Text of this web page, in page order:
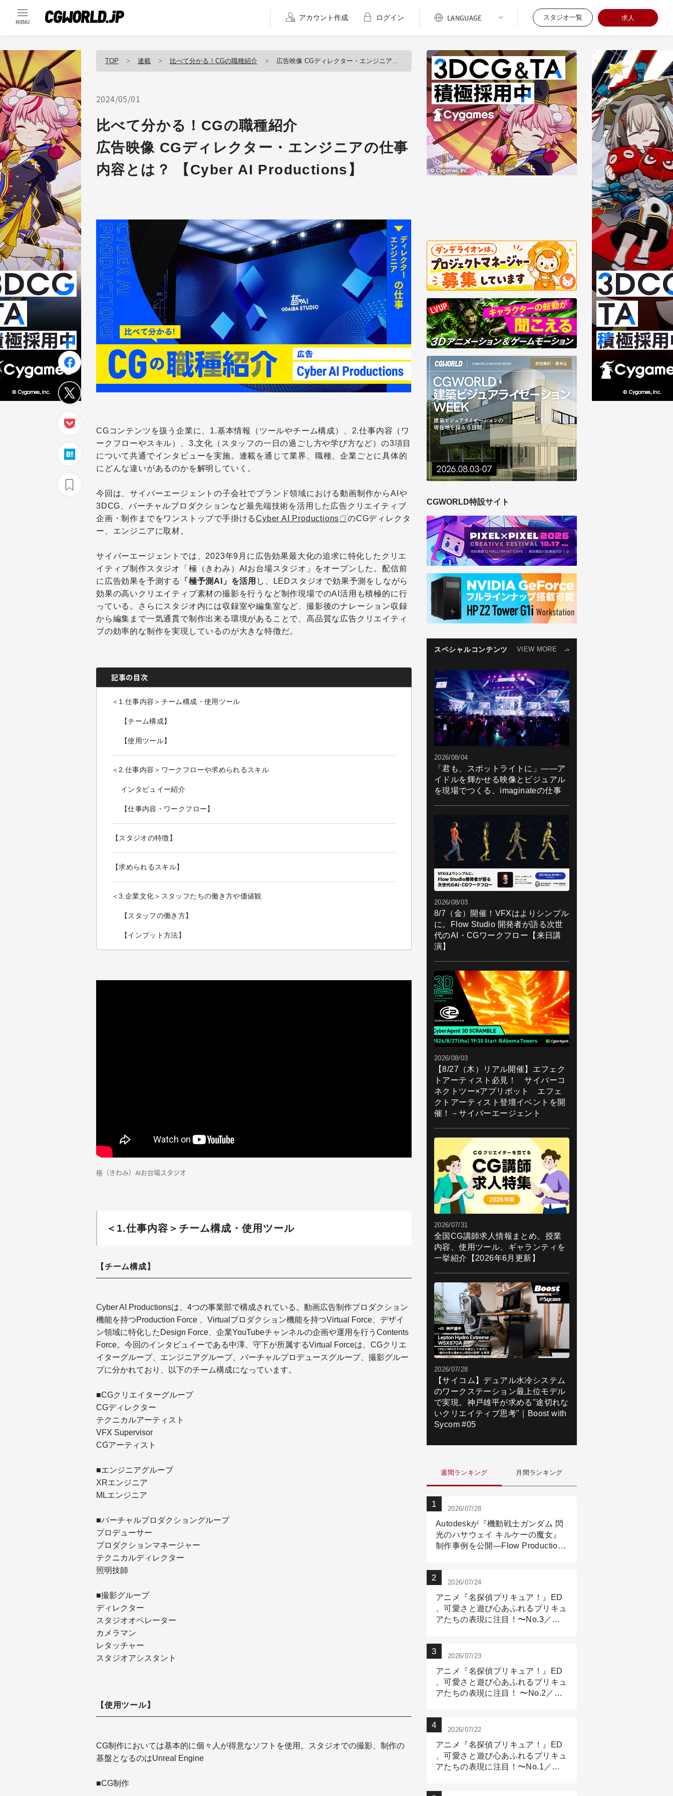
MENU
アカウント作成 ログイン スタジオ一覧 求人
TOP 連載 比べて分かる！CGの職種紹介 広告映像 CGディレクター・エンジニアの仕事内容とは？ 【Cyber AI Productions】
2024/05/01
比べて分かる！CGの職種紹介
広告映像 CGディレクター・エンジニアの仕事
内容とは？ 【Cyber AI Productions】
CGコンテンツを扱う企業に、1.基本情報（ツールやチーム構成）、2.仕事内容（ワ
ークフローやスキル）、3.文化（スタッフの一日の過ごし方や学び方など）の3項目
について共通でインタビューを実施。連載を通じて業界、職種、企業ごとに具体的
にどんな違いがあるのかを解明していく。
今回は、サイバーエージェントの子会社でブランド領域における動画制作からAIや
3DCG、バーチャルプロダクションなど最先端技術を活用した広告クリエイティブ
企画・制作までをワンストップで手掛けるCyber AI Productions
のCGディレクタ
ー、エンジニアに取材。
サイバーエージェントでは、2023年9月に広告効果最大化の追求に特化したクリエ
イティブ制作スタジオ「極（きわみ）AIお台場スタジオ」をオープンした。配信前
に広告効果を予測する
「極予測AI」を活用 し、LEDスタジオで効果予測をしながら
効果の高いクリエイティブ素材の撮影を行うなど制作現場でのAI活用も積極的に行
っている。さらにスタジオ内には収録室や編集室など、撮影後のナレーション収録
から編集まで一気通貫で制作出来る環境があることで、高品質な広告クリエイティ
ブの効率的な制作を実現しているのが大きな特徴だ。
記事の目次
＜1.仕事内容＞チーム構成・使用ツール
【チーム構成】
【使用ツール】
＜2.仕事内容＞ワークフローや求められるスキル
インタビュイー紹介
【仕事内容・ワークフロー】
【スタジオの特徴】
【求められるスキル】
＜3.企業文化＞スタッフたちの働き方や価値観
【スタッフの働き方】
【インプット方法】
極（きわみ）AIお台場スタジオ
＜1.仕事内容＞チーム構成・使用ツール
【チーム構成】
Cyber AI Productionsは、4つの事業部で構成されている。動画広告制作プロダクション
機能を持つProduction Force 、Virtualプロダクション機能を持つVirtual Force、デザイ
ン領域に特化したDesign Force、企業YouTubeチャンネルの企画や運用を行うContents
Force。今回のインタビュイーである中澤、守下が所属するVirtual Forceは、CGクリエ
イターグループ、エンジニアグループ、バーチャルプロデュースグループ、撮影グルー
プに分かれており、以下のチーム構成になっています。
■CGクリエイターグループ
CGディレクター
テクニカルアーティスト
VFX Supervisor
CGアーティスト
■エンジニアグループ
XRエンジニア
MLエンジニア
■バーチャルプロダクショングループ
プロデューサー
プロダクションマネージャー
テクニカルディレクター
照明技師
■撮影グループ
ディレクター
スタジオオペレーター
カメラマン
レタッチャー
スタジオアシスタント
【使用ツール】
CG制作においては基本的に個々人が得意なソフトを使用。スタジオでの撮影、制作の
基盤となるのはUnreal Engine
■CG制作
CGWORLD特設サイト
スペシャルコンテンツ VIEW MORE
2026/08/04
「君も、スポットライトに」――ア
イドルを輝かせる映像とビジュアル
を現場でつくる、imaginateの仕事
2026/08/03
8/7（金）開催！VFXはよりシンプル
に。Flow Studio 開発者が語る次世
代のAI・CGワークフロー【来日講
演】
2026/08/03
【8/27（木）リアル開催】エフェク
トアーティスト必見！ サイバーコ
ネクトツー×アプリボット エフェ
クトアーティスト登壇イベントを開
催！－サイバーエージェント
2026/07/31
全国CG講師求人情報まとめ。授業
内容、使用ツール、ギャランティを
一挙紹介【2026年6月更新】
2026/07/28
【サイコム】デュアル水冷システム
のワークステーション最上位モデル
で実現。神戸雄平が求める"途切れな
いクリエイティブ思考"｜Boost with
Sycom #05
週間ランキング 月間ランキング
2026/07/28
Autodeskが『機動戦士ガンダム 閃
光のハサウェイ キルケーの魔女』
制作事例を公開―Flow Production
2026/07/24
アニメ『名探偵プリキュア！』ED
、可愛さと遊び心あふれるプリキュ
アたちの表現に注目！〜No.3／ア
2026/07/23
アニメ『名探偵プリキュア！』ED
、可愛さと遊び心あふれるプリキュ
アたちの表現に注目！ 〜No.2／モ
2026/07/22
アニメ『名探偵プリキュア！』ED
、可愛さと遊び心あふれるプリキュ
アたちの表現に注目！〜No.1／演